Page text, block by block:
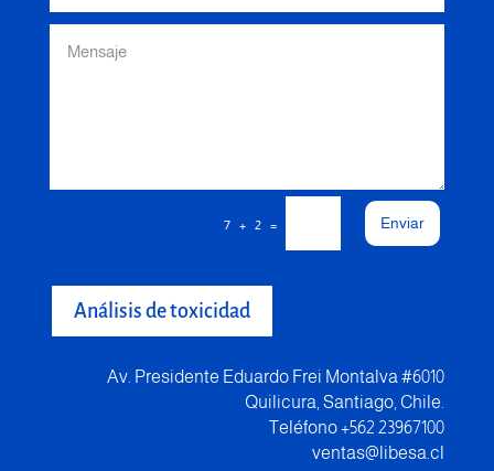
7 + 2 = Enviar
Análisis de toxicidad
Av. Presidente Eduardo Frei Montalva #6010
Quilicura, Santiago, Chile.
Teléfono +562 23967100
ventas@libesa.cl